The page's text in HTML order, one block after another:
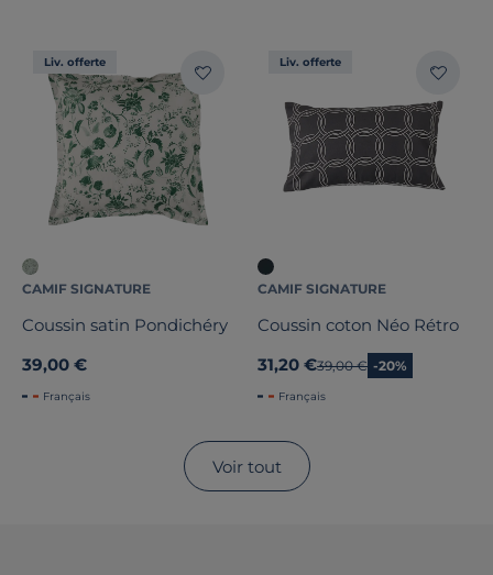
Liv. offerte
CAMIF SIGNATURE
Coussin satin Pondichéry
39,00 €
Français
Liv. offerte
CAMIF SIGNATURE
Coussin coton Néo Rétro
31,20 €Ancien prix
39,00 € -20%
Français
Voir tout